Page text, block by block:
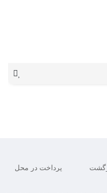
پرداخت در محل